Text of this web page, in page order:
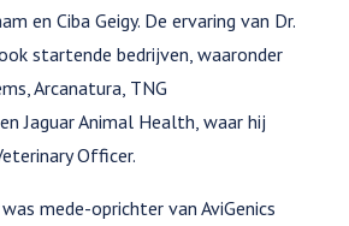
en Ciba Geigy. De ervaring van Dr.
startende bedrijven, waaronder
Arcanatura, TNG
Jaguar Animal Health, waar hij
Officer.
mede-oprichter van AviGenics